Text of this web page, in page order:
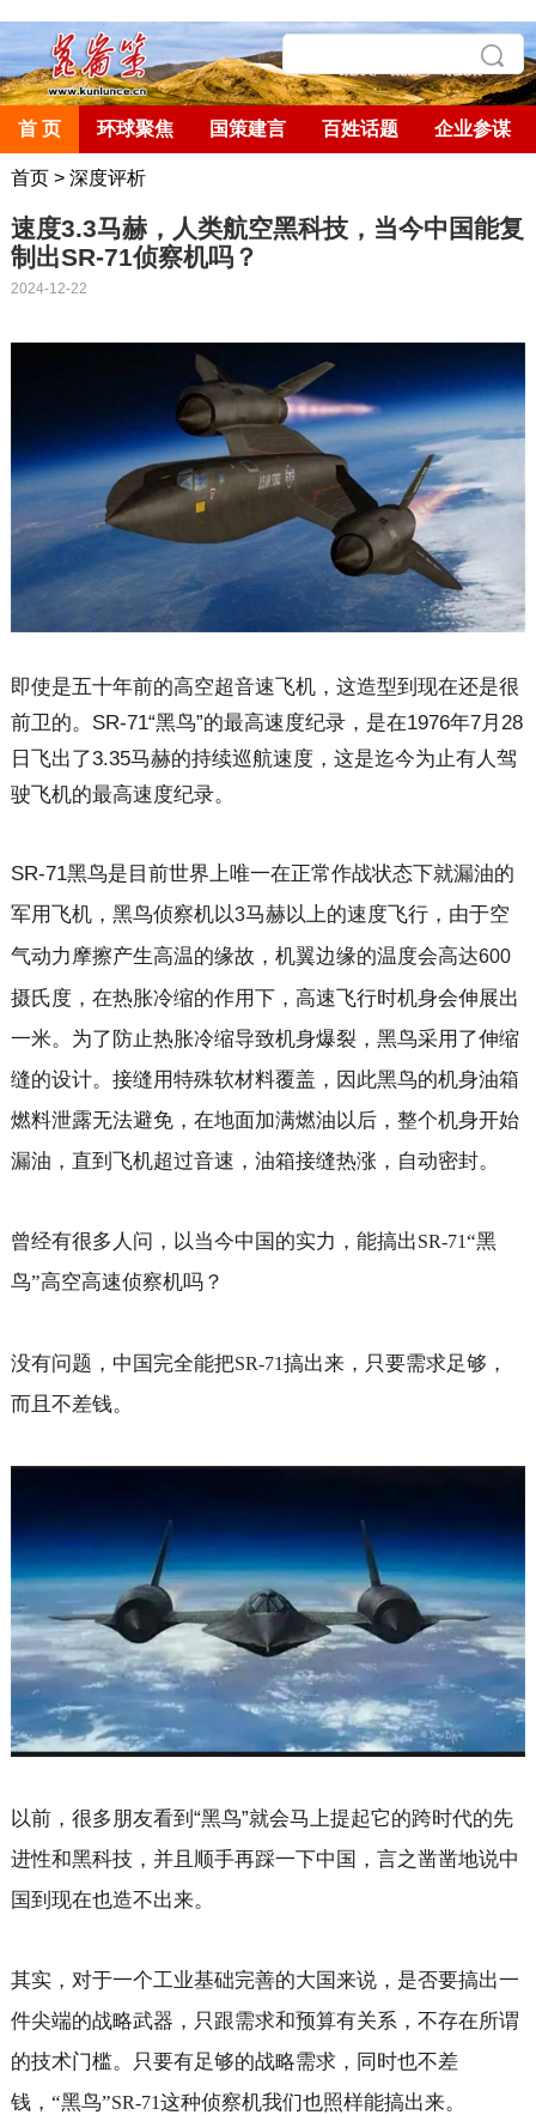
首 页 环球聚焦 国策建言 百姓话题 企业参谋
首页> 深度评析
速度3.3马赫，人类航空黑科技，当今中国能复
制出SR-71侦察机吗？
2024-12-22
即使是五十年前的高空超音速飞机，这造型到现在还是很
前卫的。 SR-71“黑鸟”的最高速度纪录，是在1976年7月 28
日飞出了3.35马赫的持续巡航速度，这是迄今为止有人驾
驶飞机的最高速度纪录。
SR-71黑鸟是目前世界上唯一在正常作战状态下就漏油的
军用飞机，黑鸟侦察机以3马赫以上的速度飞行，由于空
气动力摩擦产生高温的缘故，机翼边缘的温度会高达600
摄氏度，在热胀冷缩的作用下，高速飞行时机身会伸展出
一米。为了防止热胀冷缩导致机身爆裂，黑鸟采用了伸缩
缝的设计。接缝用特殊软材料覆盖，因此黑鸟的机身油箱
燃料泄露无法避免，在地面加满燃油以后，整个机身开始
漏油，直到飞机超过音速，油箱接缝热涨，自动密封。
曾经有很多人问，以当今中国的实力，能搞出SR-71“黑
鸟”高空高速侦察机吗？
没有问题，中国完全能把SR-71搞出来，只要需求足够，
而且不差钱。
以前，很多朋友看到“黑鸟”就会马上提起它的跨时代的先
进性和黑科技，并且顺手再踩一下中国，言之凿凿地说中
国到现在也造不出来。
其实，对于一个工业基础完善的大国来说，是否要搞出一
件尖端的战略武器，只跟需求和预算有关系，不存在所谓
的技术门槛。只要有足够的战略需求，同时也不差
钱，“黑鸟”SR-71这种侦察机我们也照样能搞出来。